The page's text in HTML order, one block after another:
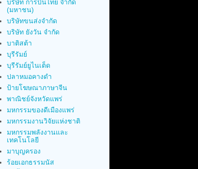
บริษัท การบินไทย จำกัด
(มหาชน)
บริษัทขนส่งจำกัด
บริษัท ยังวัน จำกัด
บาติสต้า
บุรีรัมย์
บุรีรัมย์ยูไนเต็ด
ปลาหมอคางดำ
ป้ายโฆษณาภาษาจีน
พาณิชย์จังหวัดแพร่
มหกรรมของดีเมืองแพร่
มหกรรมงานวิจัยแห่งชาติ
มหกรรมพลังงานและ
เทคโนโลยี
มาบุญครอง
ร้อยเอกธรรมนัส